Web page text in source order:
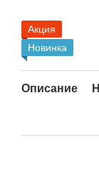
Акция
Новинка
Описание